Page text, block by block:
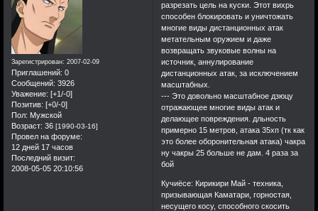
Зарегистрирован: 2007-02-09
Приглашений: 0
Сообщений: 3926
Уважение: [+1/-0]
Позитив: [+0/-0]
Пол: Мужской
Возраст: 36[1990-03-16]
Провел на форуме:
12 дней 17 часов
Последний визит:
2008-05-05 20:10:56
разрезать цель на куски. Этот вихрь
способен блокировать и уничтожать
многие виды дистанционных атак
метательным оружием и даже
возвращать звуковые волны на
источник, аннулирование
дистанционных атак, за исключением
масштабных.
--- Это довольно масштабное дзюцу
отражающее многие виды атак и
делающее повреждения. дльность
примерно 15 метров, атака 35хп (тк как
это более оборонительная атака) чакра
ну чакры 25 больше не дам. 4 раза за
бой
Кучиёсе: Кирикири Май - техника,
призывающая Каматари, горностая,
несущего косу, способного скосить